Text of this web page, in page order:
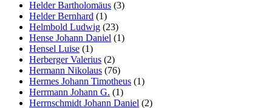
Helder Bartholomäus (3)
Helder Bernhard (1)
Helmbold Ludwig (23)
Hense Johann Daniel (1)
Hensel Luise (1)
Herberger Valerius (2)
Hermann Nikolaus (76)
Hermes Johann Timotheus (1)
Herrmann Johann G. (1)
Herrnschmidt Johann Daniel (2)